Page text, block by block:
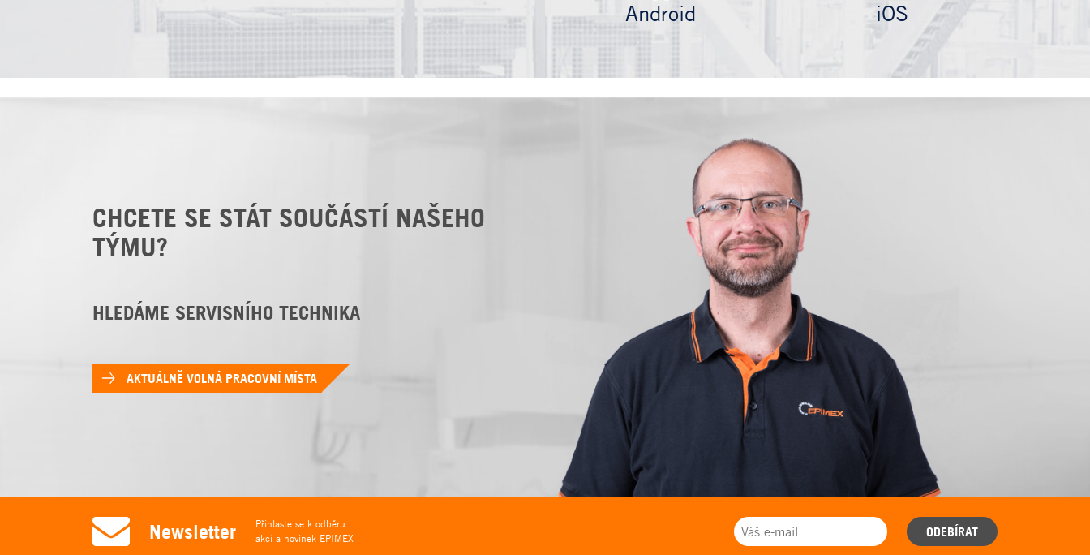
Android iOS
CHCETE SE STÁT SOUČÁSTÍ NAŠEHO
TÝMU?
HLEDÁME SERVISNÍHO TECHNIKA
AKTUÁLNĚ VOLNÁ PRACOVNÍ MÍSTA
Newsletter
Přihlaste se k odběru
akcí a novinek EPIMEX
ODEBÍRAT